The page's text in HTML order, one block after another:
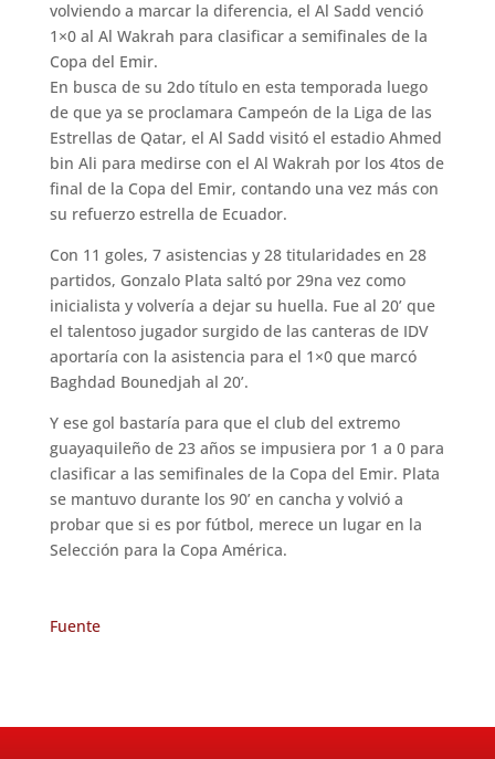
volviendo a marcar la diferencia, el Al Sadd venció
1×0 al Al Wakrah para clasificar a semifinales de la
Copa del Emir.
En busca de su 2do título en esta temporada luego
de que ya se proclamara Campeón de la Liga de las
Estrellas de Qatar, el Al Sadd visitó el estadio Ahmed
bin Ali para medirse con el Al Wakrah por los 4tos de
final de la Copa del Emir, contando una vez más con
su refuerzo estrella de Ecuador.
Con 11 goles, 7 asistencias y 28 titularidades en 28
partidos, Gonzalo Plata saltó por 29na vez como
inicialista y volvería a dejar su huella. Fue al 20’ que
el talentoso jugador surgido de las canteras de IDV
aportaría con la asistencia para el 1×0 que marcó
Baghdad Bounedjah al 20’.
Y ese gol bastaría para que el club del extremo
guayaquileño de 23 años se impusiera por 1 a 0 para
clasificar a las semifinales de la Copa del Emir. Plata
se mantuvo durante los 90’ en cancha y volvió a
probar que si es por fútbol, merece un lugar en la
Selección para la Copa América.
Fuente